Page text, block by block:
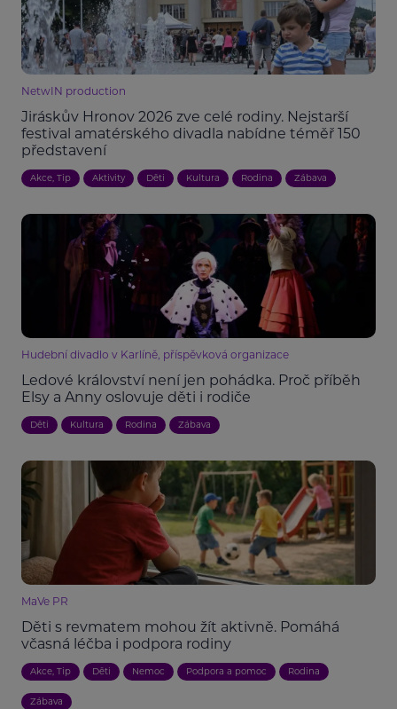
NetwIN production
Jiráskův Hronov 2026 zve celé rodiny. Nejstarší
festival amatérského divadla nabídne téměř 150
představení
Akce, Tip Aktivity Děti Kultura Rodina Zábava
Hudební divadlo v Karlíně, příspěvková organizace
Ledové království není jen pohádka. Proč příběh
Elsy a Anny oslovuje děti i rodiče
Děti Kultura Rodina Zábava
MaVe PR
Děti s revmatem mohou žít aktivně. Pomáhá
včasná léčba i podpora rodiny
Akce, Tip Děti Nemoc Podpora a pomoc Rodina
Zábava